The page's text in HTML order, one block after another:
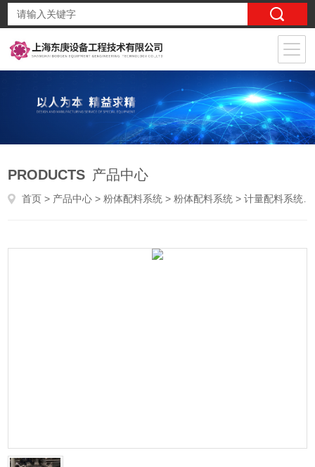
PRODUCTS 产品中心
首页 > 产品中心 >粉体配料系统 >粉体配料系统 > 计量配料系统结构